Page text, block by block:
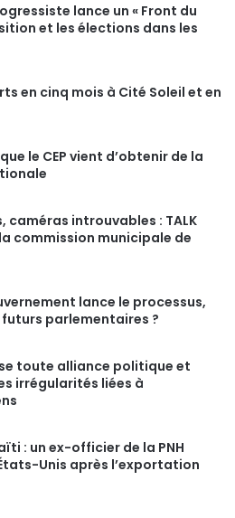
lance un « Front du
et les élections dans les
en cinq mois à Cité Soleil et en
le CEP vient d’obtenir de la
caméras introuvables : TALK
commission municipale de
lance le processus,
parlementaires ?
toute alliance politique et
irrégularités liées à
: un ex-officier de la PNH
Unis après l’exportation